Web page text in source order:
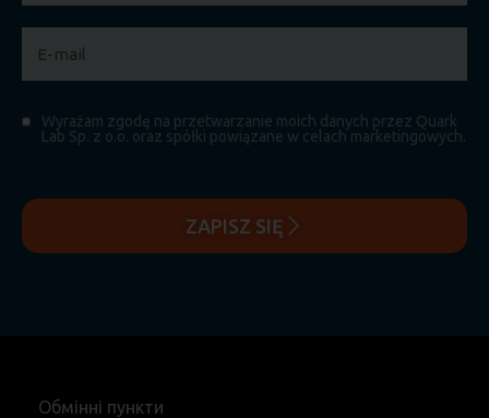
Wyrażam zgodę na przetwarzanie moich danych przez Quark
Lab Sp. z o.o. oraz spółki powiązane w celach marketingowych.
ZAPISZ SIĘ
Обмінні пункти